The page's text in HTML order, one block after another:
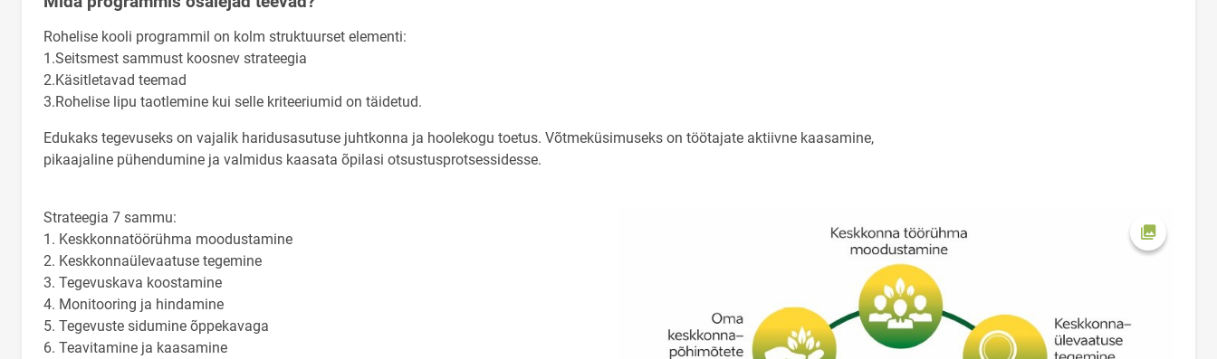
Rohelise kooli programmil on kolm struktuurset elementi:
1.Seitsmest sammust koosnev strateegia
2.Käsitletavad teemad
3.Rohelise lipu taotlemine kui selle kriteeriumid on täidetud.
Edukaks tegevuseks on vajalik haridusasutuse juhtkonna ja hoolekogu toetus. Võtmeküsimuseks on töötajate aktiivne kaasamine,
pikaajaline pühendumine ja valmidus kaasata õpilasi otsustusprotsessidesse.
Strateegia 7 sammu:
1. Keskkonnatöörühma moodustamine
2. Keskkonnaülevaatuse tegemine
3. Tegevuskava koostamine
4. Monitooring ja hindamine
5. Tegevuste sidumine õppekavaga
6. Teavitamine ja kaasamine
Ava foto